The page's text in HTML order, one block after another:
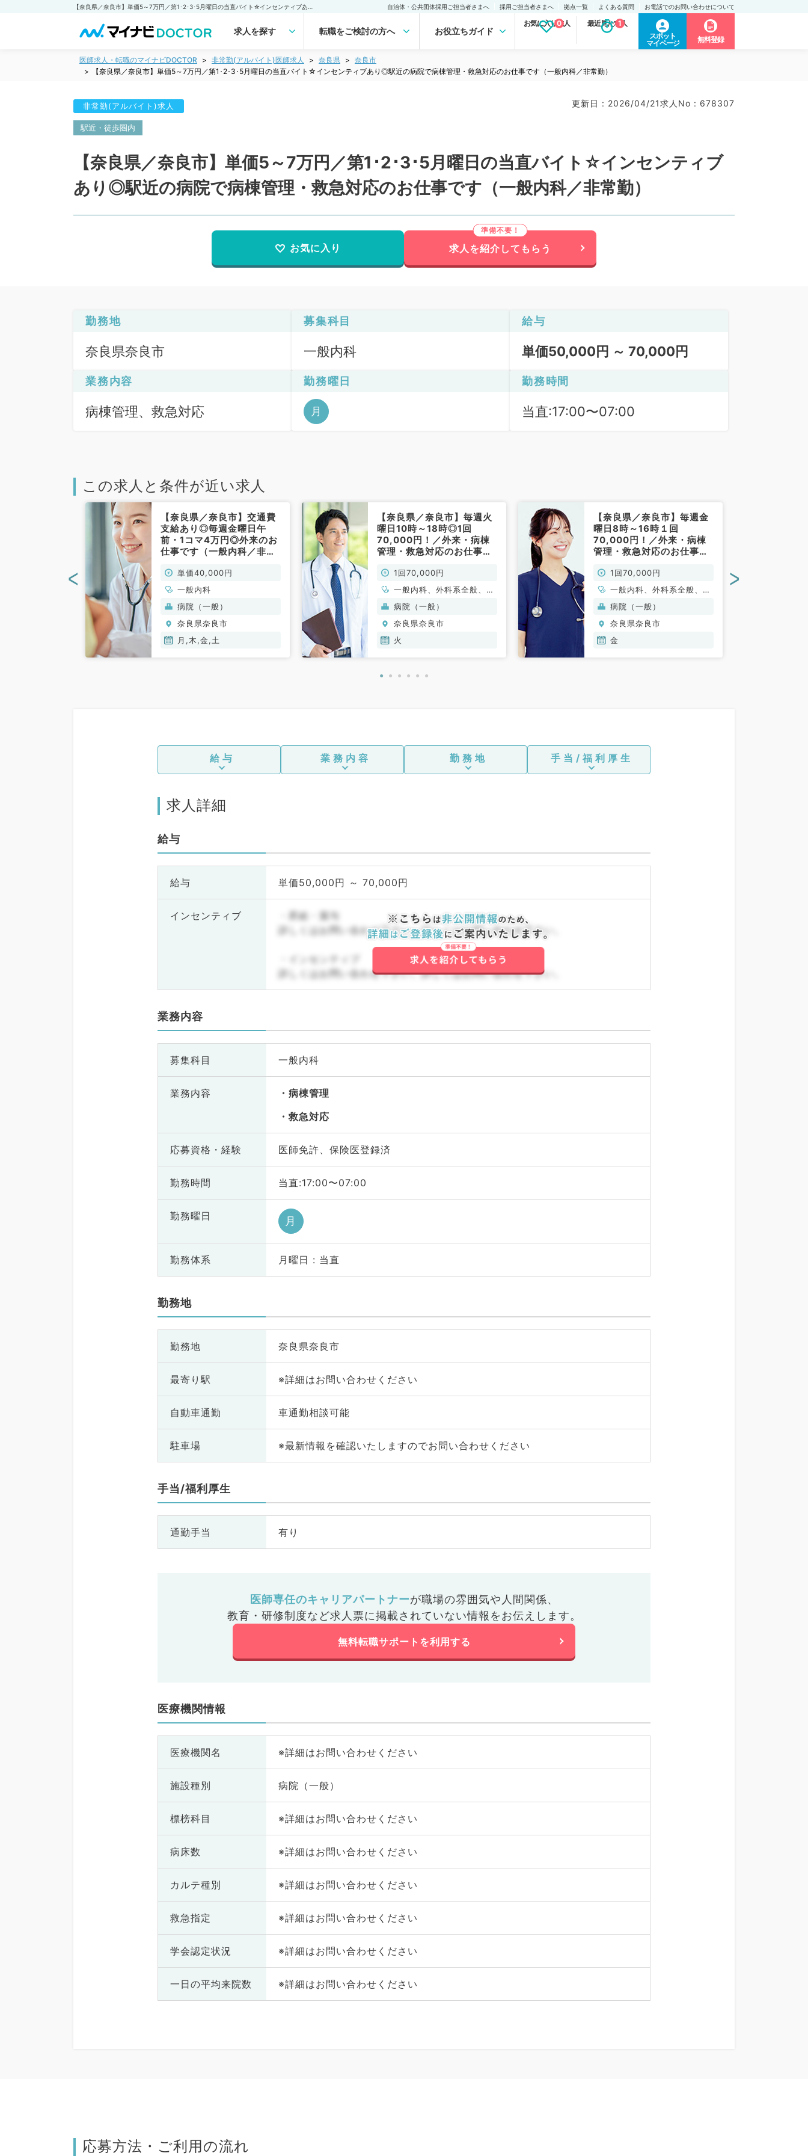
自治体・公共団体採用ご担当者さまへ 採用ご担当者さまへ 拠点一覧 よくある質問 お電話でのお問い合わせについて
求人を探す 転職をご検討の方へ お役立ちガイド
お気に入り求人
0 最近見た求人
1
スポット
マイページ
無料登録
医師求人・転職のマイナビDOCTOR 非常勤(アルバイト)医師求人 奈良県
奈良市
【奈良県／奈良市】単価5～7万円／第1･2･3･5月曜日の当直バイト☆インセンティブあり◎駅近の病院で病棟管理・救急対応のお仕事です（一般内科／非常勤）
非常勤(アルバイト)求人 更新日 : 2026/04/21求人No : 678307
駅近・徒歩圏内
【奈良県／奈良市】単価5～7万円／第1･2･3･5月曜日の当直バイト☆インセンティブ
あり◎駅近の病院で病棟管理・救急対応のお仕事です（一般内科／非常勤）
お気に入り 求人を紹介してもらう
勤務地
奈良県奈良市
募集科目
一般内科
給与
単価50,000円 ～ 70,000円
業務内容
病棟管理、救急対応
勤務曜日
月
勤務時間
当直:17:00〜07:00
この求人と条件が近い求人
【奈良県／奈良市】交通費
支給あり◎毎週金曜日午
前・1コマ4万円◎外来のお
仕事です（一般内科／非常
単価40,000円
一般内科
病院（一般）
奈良県奈良市
月,木,金,土
【奈良県／奈良市】毎週火
曜日10時～18時◎1回
70,000円！／外来・病棟
管理・救急対応のお仕事で
非常勤）
1回70,000円
一般内科、外科系全般、一
般外科
病院（一般）
奈良県奈良市
火
【奈良県／奈良市】毎週金
曜日8時～16時１回
70,000円！／外来・病棟
管理・救急対応のお仕事で
非常勤）
1回70,000円
一般内科、外科系全般、一
般外科
病院（一般）
奈良県奈良市
金
< >
給与 業務内容 勤務地 手当/福利厚生
求人詳細
給与
給与 単価50,000円 ～ 70,000円
インセンティブ
・昇給・賞与
詳しくはお問い合わせ下さい。詳しくはお問い合わせ下さい。
・インセンティブ
詳しくはお問い合わせ下さい。詳しくはお問い合わせ下さい。
業務内容
募集科目 一般内科
業務内容
病棟管理
救急対応
応募資格・ 経験 医師免許、保険医登録済
勤務時間 当直:17:00〜07:00
勤務曜日 月
勤務体系 月曜日 : 当直
勤務地
勤務地 奈良県奈良市
最寄り駅 ※詳細はお問い合わせください
自動車通勤 車通勤相談可能
駐車場 ※最新情報を確認いたしますのでお問い合わせください
手当/福利厚生
通勤手当 有り
医師専任のキャリアパートナーが職場の雰囲気や人間関係、
教育・研修制度など求人票に掲載されていない情報をお伝えします。
無料転職サポートを利用する
医療機関情報
医療機関名 ※詳細はお問い合わせください
施設種別 病院（一般）
標榜科目 ※詳細はお問い合わせください
病床数 ※詳細はお問い合わせください
カルテ種別 ※詳細はお問い合わせください
救急指定 ※詳細はお問い合わせください
学会認定状況 ※詳細はお問い合わせください
一日の平均来院数 ※詳細はお問い合わせください
応募方法・ご利用の流れ